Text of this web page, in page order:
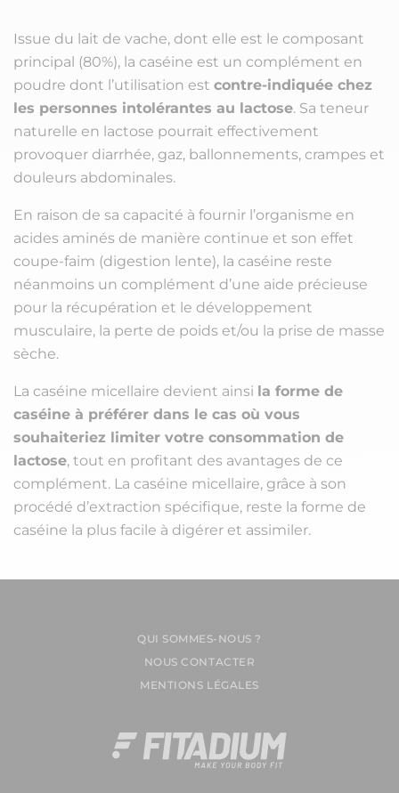
Issue du lait de vache, dont elle est le composant
principal (80%), la caséine est un complément en
poudre dont l’utilisation est contre-indiquée chez
les personnes intolérantes au lactose. Sa teneur
naturelle en lactose pourrait effectivement
provoquer diarrhée, gaz, ballonnements, crampes et
douleurs abdominales.
En raison de sa capacité à fournir l’organisme en
acides aminés de manière continue et son effet
coupe-faim (digestion lente), la caséine reste
néanmoins un complément d’une aide précieuse
pour la récupération et le développement
musculaire, la perte de poids et/ou la prise de masse
sèche.
La caséine micellaire devient ainsi la forme de
caséine à préférer dans le cas où vous
souhaiteriez limiter votre consommation de
lactose, tout en profitant des avantages de ce
complément. La caséine micellaire, grâce à son
procédé d’extraction spécifique, reste la forme de
caséine la plus facile à digérer et assimiler.
QUI SOMMES-NOUS ?
NOUS CONTACTER
MENTIONS LÉGALES